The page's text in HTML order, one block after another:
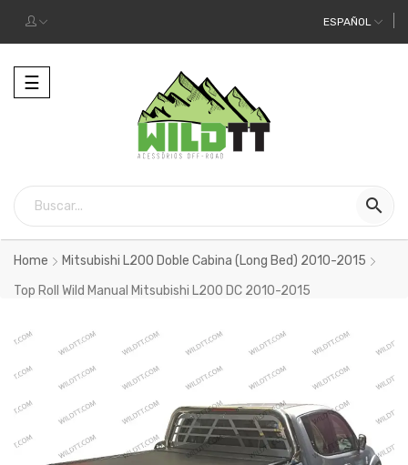
ESPAÑOL
Alternar
la
☰

Home
Mitsubishi L200 Doble Cabina (Long Bed) 2010-2015
Top Roll Wild Manual Mitsubishi L200 DC 2010-2015